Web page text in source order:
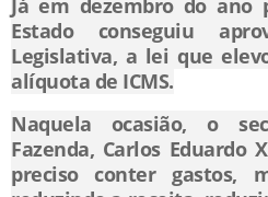
Já em dezembro do ano
Estado conseguiu
Legislativa, a lei que
alíquota de ICMS.
Naquela ocasião, o
Fazenda, Carlos Eduardo
preciso conter gastos,